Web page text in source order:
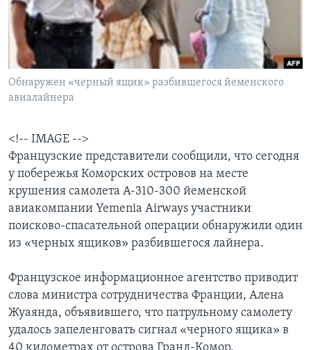
Learning English
СОЦИАЛЬНЫЕ СЕТИ
Обнаружен «черный ящик» разбившегося йеменского
авиалайнера
<!-- IMAGE -->
Французские представители сообщили, что сегодня
у побережья Коморских островов на месте
крушения самолета А-310-300 йеменской
авиакомпании Yemenia Airways участники
поисково-спасательной операции обнаружили один
из «черных ящиков» разбившегося лайнера.
Французское информационное агентство приводит
слова министра сотрудничества Франции, Алена
Жуаянда, объявившего, что патрульному самолету
удалось запеленговать сигнал «черного ящика» в